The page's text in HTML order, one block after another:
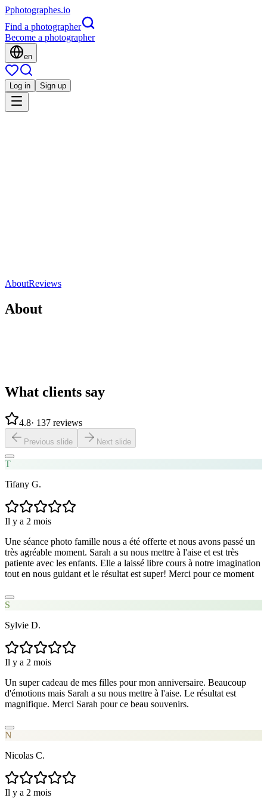
Pphotographes.io
Find a photographer
Become a photographer
en
Log in Sign up
Share
AboutReviews
About
What clients say
4.8· 137 reviews
Previous slide Next slide
T
Tifany G.
Il y a 2 mois
Une séance photo famille nous a été offerte et nous avons passé un
très agréable moment. Sarah a su nous mettre à l'aise et est très
patiente avec les enfants. Elle a laissé libre cours à notre imagination
tout en nous guidant et le résultat est super! Merci pour ce moment
S
Sylvie D.
Il y a 2 mois
Un super cadeau de mes filles pour mon anniversaire. Beaucoup
d'émotions mais Sarah a su nous mettre à l'aise. Le résultat est
magnifique. Merci Sarah pour ce beau souvenirs.
N
Nicolas C.
Il y a 2 mois